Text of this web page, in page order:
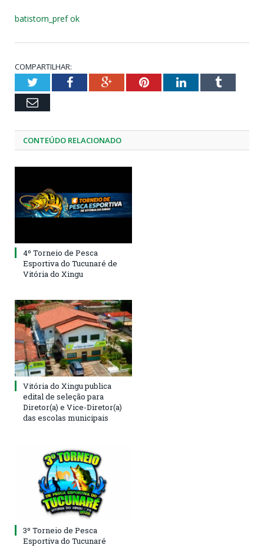
batistom_pref ok
COMPARTILHAR:
TwitterFacebookGoogle+PinterestLinkedInTumblr
Email
CONTEÚDO RELACIONADO
4º Torneio de Pesca
Esportiva do Tucunaré de
Vitória do Xingu
Vitória do Xingu publica
edital de seleção para
Diretor(a) e Vice-Diretor(a)
das escolas municipais
3º Torneio de Pesca
Esportiva do Tucunaré